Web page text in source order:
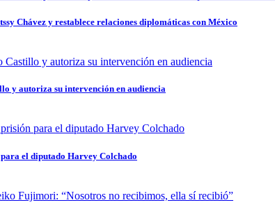
Chávez y restablece relaciones diplomáticas con México
y autoriza su intervención en audiencia
el diputado Harvey Colchado